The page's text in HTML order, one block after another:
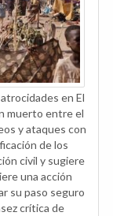
en El
muerto entre el
y ataques con
de los
civil y sugiere
una acción
su paso seguro
crítica de